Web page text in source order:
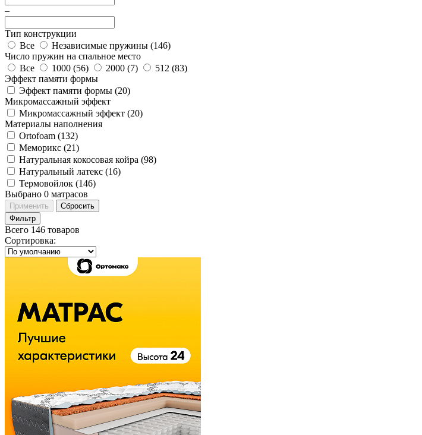
–
Тип конструкции
Все
Независимые пружины (146)
Число пружин на спальное место
Все
1000 (56) 2000 (7) 512 (83)
Эффект памяти формы
Эффект памяти формы (20)
Микромассажный эффект
Микромассажный эффект (20)
Материалы наполнения
Ortofoam (132)
Меморикс (21)
Натуральная кокосовая койра (98)
Натуральный латекс (16)
Термовойлок (146)
Выбрано 0 матрасов
Применить
Сбросить
Фильтр
Всего 146 товаров
Сортировка: